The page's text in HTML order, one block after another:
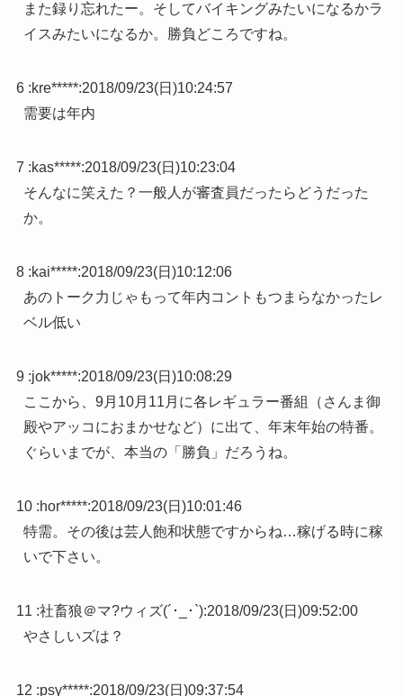
また録り忘れたー。そしてバイキングみたいになるかラ
イスみたいになるか。勝負どころですね。
6 :kre*****:2018/09/23(日)10:24:57
需要は年内
7 :kas*****:2018/09/23(日)10:23:04
そんなに笑えた？一般人が審査員だったらどうだった
か。
8 :kai*****:2018/09/23(日)10:12:06
あのトーク力じゃもって年内コントもつまらなかったレ
ベル低い
9 :jok*****:2018/09/23(日)10:08:29
ここから、9月10月11月に各レギュラー番組（さんま御
殿やアッコにおまかせなど）に出て、年末年始の特番。
ぐらいまでが、本当の「勝負」だろうね。
10 :hor*****:2018/09/23(日)10:01:46
特需。その後は芸人飽和状態ですからね…稼げる時に稼
いで下さい。
11 :社畜狼＠マ?ウィズ(´･_･`):2018/09/23(日)09:52:00
やさしいズは？
12 :psy*****:2018/09/23(日)09:37:54